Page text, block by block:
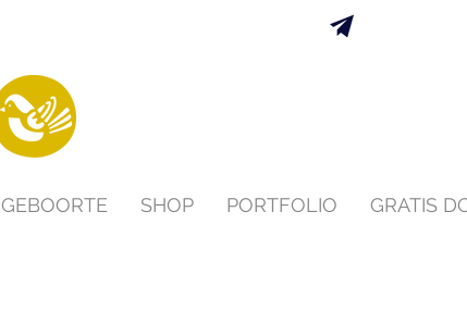
GEBOORTE SHOP PORTFOLIO GRATIS